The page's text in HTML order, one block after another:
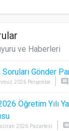
ve Haberleri
Soruları Gönder
2026 Perşembe comment
Öğretim Yılı
2026 Pazartesi comment